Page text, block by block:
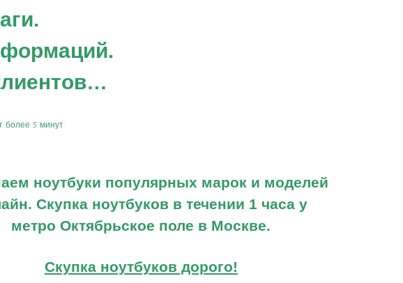
более 5 минут.
ноутбуки популярных марок и моделей
Скупка ноутбуков в течении 1 часа у
метро Октябрьское поле в Москве.
Скупка ноутбуков дорого!
Москва, ЮВАО
Mobile: +79691034455
Email:priemtehniki@mail.ru